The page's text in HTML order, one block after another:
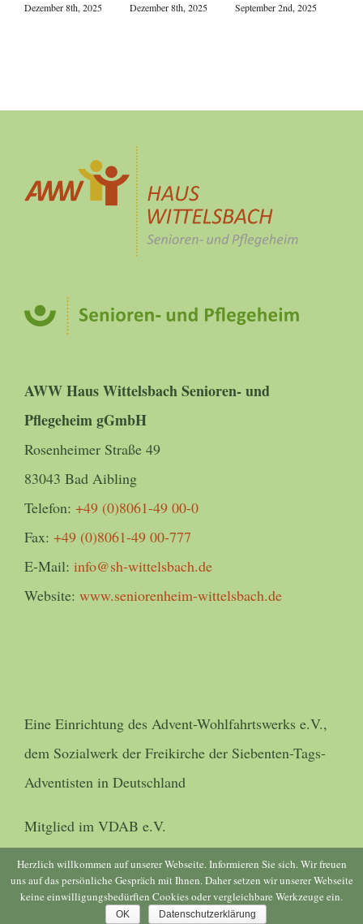
Dezember 8th, 2025 Dezember 8th, 2025 September 2nd, 2025
AWW Haus Wittelsbach Senioren- und
Pflegeheim gGmbH
Rosenheimer Straße 49
83043 Bad Aibling
Telefon: +49 (0)8061-49 00-0
Fax: +49 (0)8061-49 00-777
E-Mail: info@sh-wittelsbach.de
Website: www.seniorenheim-wittelsbach.de
Eine Einrichtung des Advent-Wohlfahrtswerks e.V.,
dem Sozialwerk der Freikirche der Siebenten-Tags-
Adventisten in Deutschland
Mitglied im VDAB e.V.
© Copyright 2016 -2026 | Umsetzungblic-voraus| All Rights
Reserved
Herzlich willkommen auf unserer Webseite. Informieren Sie sich. Wir freuen
uns auf das persönliche Gespräch mit Ihnen. Daher setzen wir unserer Webseite
keine einwilligungsbedürften Cookies oder vergleichbare Werkzeuge ein.
OK Datenschutzerklärung